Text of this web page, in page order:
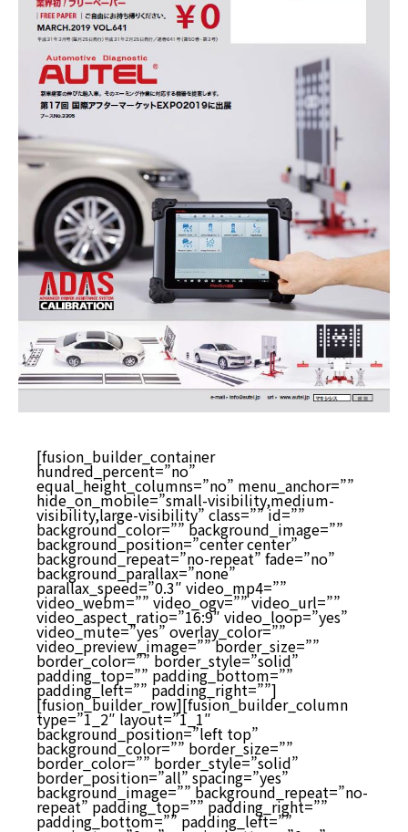
[fusion_builder_container
hundred_percent=”no”
equal_height_columns=”no” menu_anchor=””
hide_on_mobile=”small-visibility,medium-
visibility,large-visibility” class=”” id=””
background_color=”” background_image=””
background_position=”center center”
background_repeat=”no-repeat” fade=”no”
background_parallax=”none”
parallax_speed=”0.3″ video_mp4=””
video_webm=”” video_ogv=”” video_url=””
video_aspect_ratio=”16:9″ video_loop=”yes”
video_mute=”yes” overlay_color=””
video_preview_image=”” border_size=””
border_color=”” border_style=”solid”
padding_top=”” padding_bottom=””
padding_left=”” padding_right=””]
[fusion_builder_row][fusion_builder_column
type=”1_2″ layout=”1_1″
background_position=”left top”
background_color=”” border_size=””
border_color=”” border_style=”solid”
border_position=”all” spacing=”yes”
background_image=”” background_repeat=”no-
repeat” padding_top=”” padding_right=””
padding_bottom=”” padding_left=””